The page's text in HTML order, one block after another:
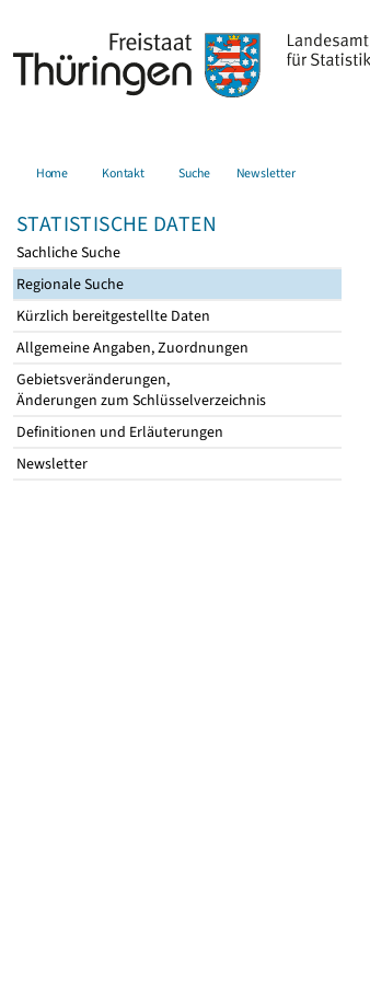
Home Kontakt Suche Newsletter
STATISTISCHE DATEN
Sachliche Suche
Regionale Suche
Kürzlich bereitgestellte Daten
Allgemeine Angaben, Zuordnungen
Gebietsveränderungen,
Änderungen zum Schlüsselverzeichnis
Definitionen und Erläuterungen
Newsletter